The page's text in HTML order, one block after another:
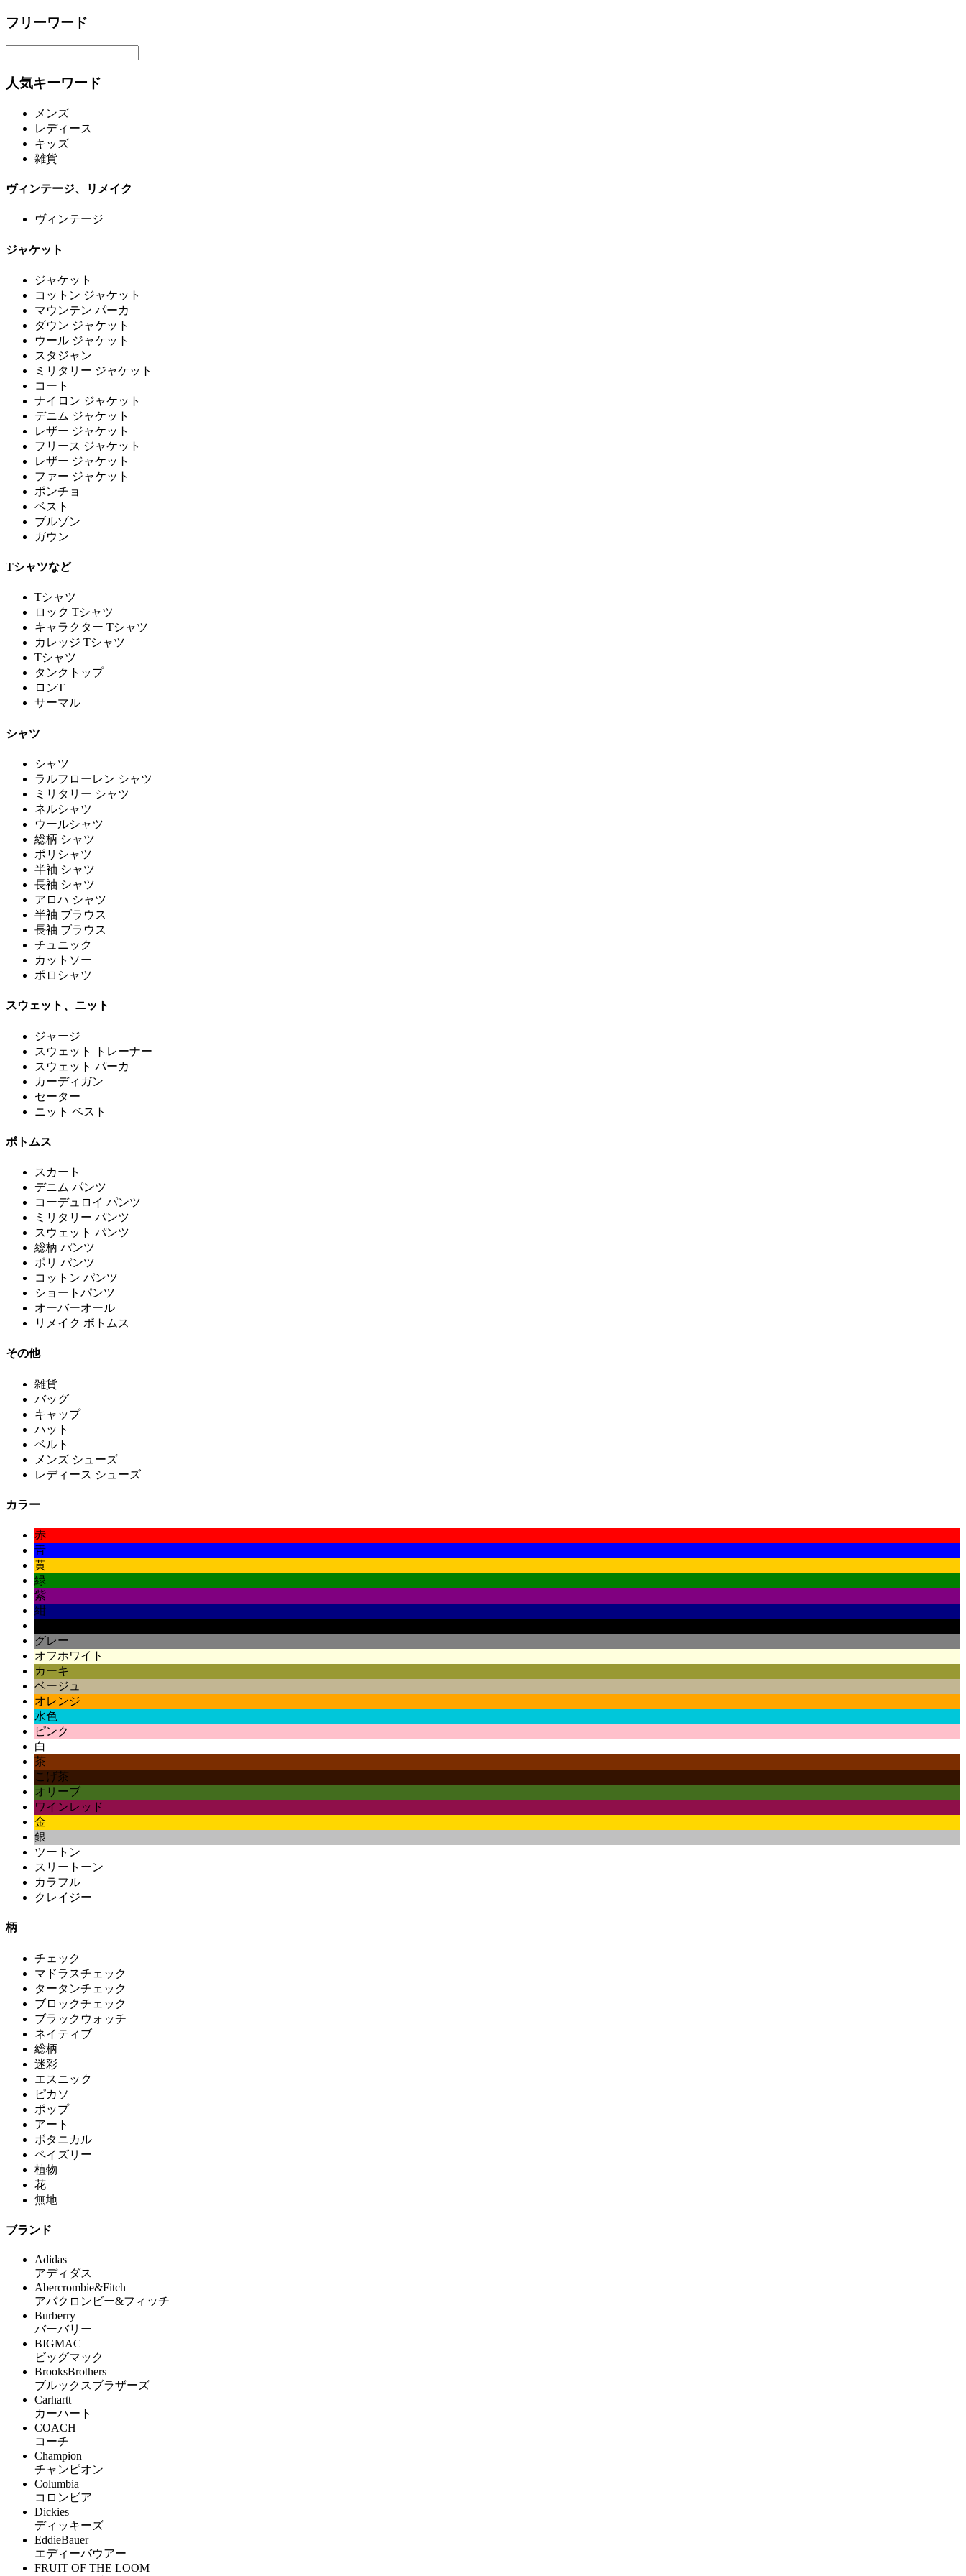
フリーワード
人気キーワード
メンズ
レディース
キッズ
雑貨
ヴィンテージ、リメイク
ヴィンテージ
ジャケット
ジャケット
コットン ジャケット
マウンテン パーカ
ダウン ジャケット
ウール ジャケット
スタジャン
ミリタリー ジャケット
コート
ナイロン ジャケット
デニム ジャケット
レザー ジャケット
フリース ジャケット
レザー ジャケット
ファー ジャケット
ポンチョ
ベスト
ブルゾン
ガウン
Tシャツなど
Tシャツ
ロック Tシャツ
キャラクター Tシャツ
カレッジ Tシャツ
Tシャツ
タンクトップ
ロンT
サーマル
シャツ
シャツ
ラルフローレン シャツ
ミリタリー シャツ
ネルシャツ
ウールシャツ
総柄 シャツ
ポリシャツ
半袖 シャツ
長袖 シャツ
アロハ シャツ
半袖 ブラウス
長袖 ブラウス
チュニック
カットソー
ポロシャツ
スウェット、ニット
ジャージ
スウェット トレーナー
スウェット パーカ
カーディガン
セーター
ニット ベスト
ボトムス
スカート
デニム パンツ
コーデュロイ パンツ
ミリタリー パンツ
スウェット パンツ
総柄 パンツ
ポリ パンツ
コットン パンツ
ショートパンツ
オーバーオール
リメイク ボトムス
その他
雑貨
バッグ
キャップ
ハット
ベルト
メンズ シューズ
レディース シューズ
カラー
赤
青
黄
緑
紫
紺
グレー
オフホワイト
カーキ
ベージュ
オレンジ
水色
ピンク
白
茶
こげ茶
オリーブ
ワインレッド
金
銀
ツートン
スリートーン
カラフル
クレイジー
柄
チェック
マドラスチェック
タータンチェック
ブロックチェック
ブラックウォッチ
ネイティブ
総柄
迷彩
エスニック
ピカソ
ポップ
アート
ボタニカル
ペイズリー
植物
花
無地
ブランド
Adidas
アディダス
Abercrombie&Fitch
アバクロンビー&フィッチ
Burberry
バーバリー
BIGMAC
ビッグマック
BrooksBrothers
ブルックスブラザーズ
Carhartt
カーハート
COACH
コーチ
Champion
チャンピオン
Columbia
コロンビア
Dickies
ディッキーズ
EddieBauer
エディーバウアー
FRUIT OF THE LOOM